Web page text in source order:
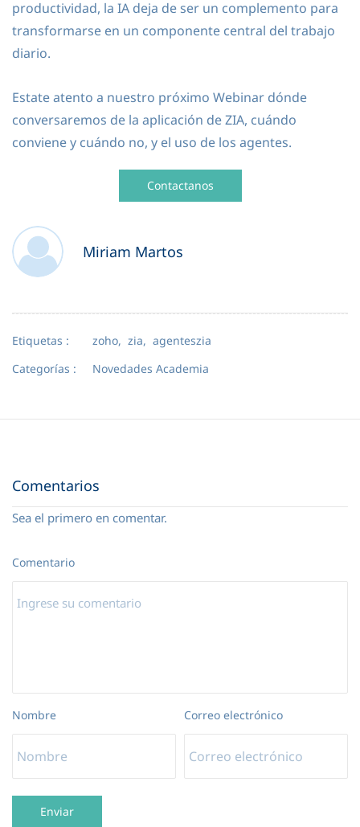
productividad, la IA deja de ser un complemento para
transformarse en un componente central del trabajo
diario.
Estate atento a nuestro próximo Webinar dónde
conversaremos de la aplicación de ZIA, cuándo
conviene y cuándo no, y el uso de los agentes.
Contactanos
Miriam Martos
Etiquetas : zoho, zia, agenteszia
Categorías :
Novedades Academia
Comentarios
Sea el primero en comentar.
Comentario
Nombre Correo electrónico
Enviar